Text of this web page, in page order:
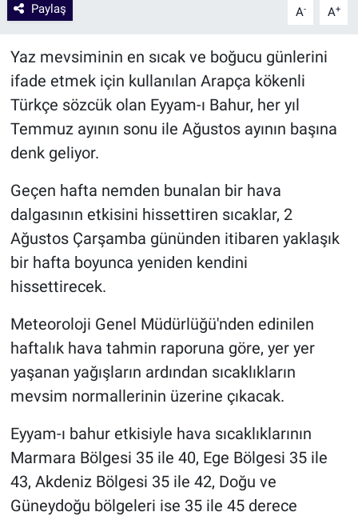
Paylaş A- A+
Yaz mevsiminin en sıcak ve boğucu günlerini
ifade etmek için kullanılan Arapça kökenli
Türkçe sözcük olan Eyyam-ı Bahur, her yıl
Temmuz ayının sonu ile Ağustos ayının başına
denk geliyor.
Geçen hafta nemden bunalan bir hava
dalgasının etkisini hissettiren sıcaklar, 2
Ağustos Çarşamba gününden itibaren yaklaşık
bir hafta boyunca yeniden kendini
hissettirecek.
Meteoroloji Genel Müdürlüğü'nden edinilen
haftalık hava tahmin raporuna göre, yer yer
yaşanan yağışların ardından sıcaklıkların
mevsim normallerinin üzerine çıkacak.
Eyyam-ı bahur etkisiyle hava sıcaklıklarının
Marmara Bölgesi 35 ile 40, Ege Bölgesi 35 ile
43, Akdeniz Bölgesi 35 ile 42, Doğu ve
Güneydoğu bölgeleri ise 35 ile 45 derece